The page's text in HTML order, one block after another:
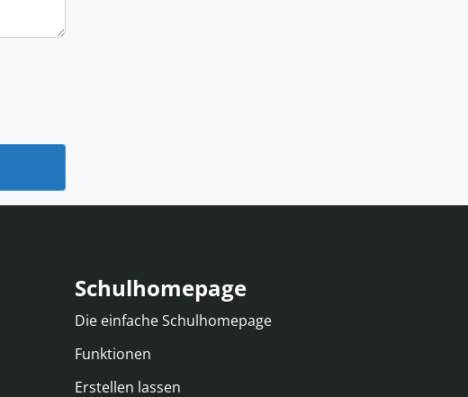
Schulhomepage
Die einfache Schulhomepage
Funktionen
Erstellen lassen